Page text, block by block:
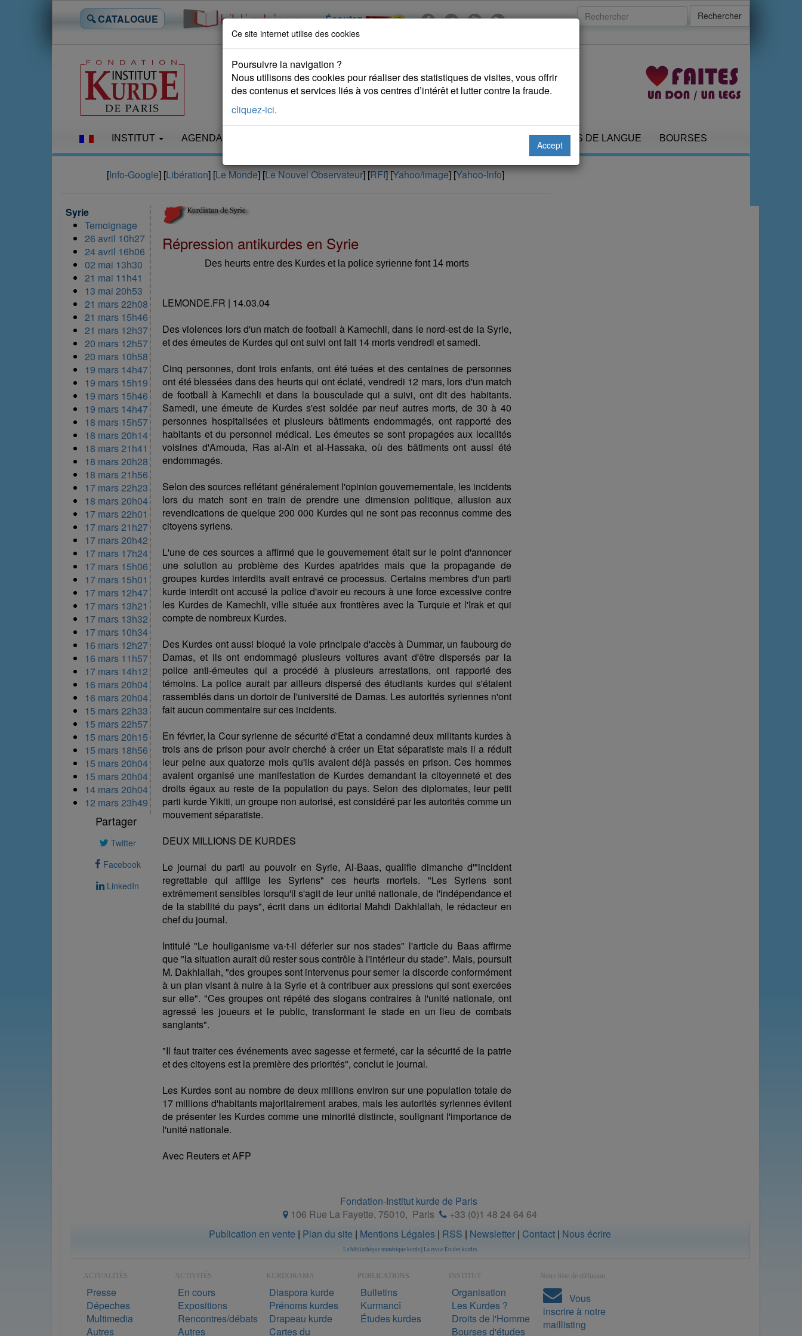
🔍 CATALOGUE Écoutez Rechercher
INSTITUT AGENDA DROITS DE L'HOMME COURS DE LANGUE BOURSES
[Info-Google] [Libération] [Le Monde] [Le Nouvel Observateur] [RFI] [Yahoo/image] [Yahoo-Info]
Syrie
Temoignage
26 avril 10h27
24 avril 16h06
02 mai 13h30
21 mai 11h41
13 mai 20h53
21 mars 22h08
21 mars 15h46
21 mars 12h37
20 mars 12h57
20 mars 10h58
19 mars 14h47
19 mars 15h19
19 mars 15h46
19 mars 14h47
18 mars 15h57
18 mars 20h14
18 mars 21h41
18 mars 20h28
18 mars 21h56
17 mars 22h23
18 mars 20h04
17 mars 22h01
17 mars 21h27
17 mars 20h42
17 mars 17h24
17 mars 15h06
17 mars 15h01
17 mars 12h47
17 mars 13h21
17 mars 13h32
17 mars 10h34
16 mars 12h27
16 mars 11h57
17 mars 14h12
16 mars 20h04
16 mars 20h04
15 mars 22h33
15 mars 22h57
15 mars 20h15
15 mars 18h56
15 mars 20h04
15 mars 20h04
14 mars 20h04
12 mars 23h49
Répression antikurdes en Syrie
Des heurts entre des Kurdes et la police syrienne font 14 morts
LEMONDE.FR | 14.03.04
Des violences lors d'un match de football à Kamechli, dans le nord-est de la Syrie,
et des émeutes de Kurdes qui ont suivi ont fait 14 morts vendredi et samedi.
Cinq personnes, dont trois enfants, ont été tuées et des centaines de personnes
ont été blessées dans des heurts qui ont éclaté, vendredi 12 mars, lors d'un match
de football à Kamechli et dans la bousculade qui a suivi, ont dit des habitants.
Samedi, une émeute de Kurdes s'est soldée par neuf autres morts, de 30 à 40
personnes hospitalisées et plusieurs bâtiments endommagés, ont rapporté des
habitants et du personnel médical. Les émeutes se sont propagées aux localités
voisines d'Amouda, Ras al-Ain et al-Hassaka, où des bâtiments ont aussi été
endommagés.
Selon des sources reflétant généralement l'opinion gouvernementale, les incidents
lors du match sont en train de prendre une dimension politique, allusion aux
revendications de quelque 200 000 Kurdes qui ne sont pas reconnus comme des
citoyens syriens.
L'une de ces sources a affirmé que le gouvernement était sur le point d'annoncer
une solution au problème des Kurdes apatrides mais que la propagande de
groupes kurdes interdits avait entravé ce processus. Certains membres d'un parti
kurde interdit ont accusé la police d'avoir eu recours à une force excessive contre
les Kurdes de Kamechli, ville située aux frontières avec la Turquie et l'Irak et qui
compte de nombreux Kurdes.
Des Kurdes ont aussi bloqué la voie principale d'accès à Dummar, un faubourg de
Damas, et ils ont endommagé plusieurs voitures avant d'être dispersés par la
police anti-émeutes qui a procédé à plusieurs arrestations, ont rapporté des
témoins. La police aurait par ailleurs dispersé des étudiants kurdes qui s'étaient
rassemblés dans un dortoir de l'université de Damas. Les autorités syriennes n'ont
fait aucun commentaire sur ces incidents.
En février, la Cour syrienne de sécurité d'Etat a condamné deux militants kurdes à
trois ans de prison pour avoir cherché à créer un Etat séparatiste mais il a réduit
leur peine aux quatorze mois qu'ils avaient déjà passés en prison. Ces hommes
avaient organisé une manifestation de Kurdes demandant la citoyenneté et des
droits égaux au reste de la population du pays. Selon des diplomates, leur petit
parti kurde Yikiti, un groupe non autorisé, est considéré par les autorités comme un
mouvement séparatiste.
DEUX MILLIONS DE KURDES
Le journal du parti au pouvoir en Syrie, Al-Baas, qualifie dimanche d'"incident
regrettable qui afflige les Syriens" ces heurts mortels. "Les Syriens sont
extrêmement sensibles lorsqu'il s'agit de leur unité nationale, de l'indépendance et
de la stabilité du pays", écrit dans un éditorial Mahdi Dakhlallah, le rédacteur en
chef du journal.
Intitulé "Le houliganisme va-t-il déferler sur nos stades" l'article du Baas affirme
que "la situation aurait dû rester sous contrôle à l'intérieur du stade". Mais, poursuit
M. Dakhlallah, "des groupes sont intervenus pour semer la discorde conformément
à un plan visant à nuire à la Syrie et à contribuer aux pressions qui sont exercées
sur elle". "Ces groupes ont répété des slogans contraires à l'unité nationale, ont
agressé les joueurs et le public, transformant le stade en un lieu de combats
sanglants".
"Il faut traiter ces événements avec sagesse et fermeté, car la sécurité de la patrie
et des citoyens est la première des priorités", conclut le journal.
Les Kurdes sont au nombre de deux millions environ sur une population totale de
17 millions d'habitants majoritairement arabes, mais les autorités syriennes évitent
de présenter les Kurdes comme une minorité distincte, soulignant l'importance de
l'unité nationale.
Avec Reuters et AFP
Partager
Twitter
Facebook
LinkedIn
Fondation-Institut kurde de Paris
106 Rue La Fayette, 75010, Paris
+33 (0)1 48 24 64 64
Publication en vente | Plan du site | Mentions Légales | RSS | Newsletter | Contact | Nous écrire
La bibliothèque numérique kurde| La revue Études kurdes
ACTUALITÉS
Presse
Dépeches
Multimedia
Autres
ACTIVITÉS
En cours
Expositions
Rencontres/débats
Autres
KURDORAMA
Diaspora kurde
Prénoms kurdes
Drapeau kurde
Cartes du
PUBLICATIONS
Bulletins
Kurmancî
Études kurdes
INSTITUT
Organisation
Les Kurdes ?
Droits de l'Homme
Bourses d'études
Notre liste de diffusion
Vous
inscrire à notre
maillisting
Ce site internet utilise des cookies
Poursuivre la navigation ?
Nous utilisons des cookies pour réaliser des statistiques de visites, vous offrir
des contenus et services liés à vos centres d’intérêt et lutter contre la fraude.
cliquez-ici.
Accept